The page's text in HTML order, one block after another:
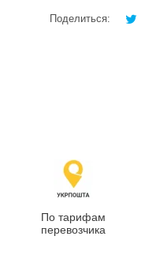
Поделиться:
По тарифам
перевозчика